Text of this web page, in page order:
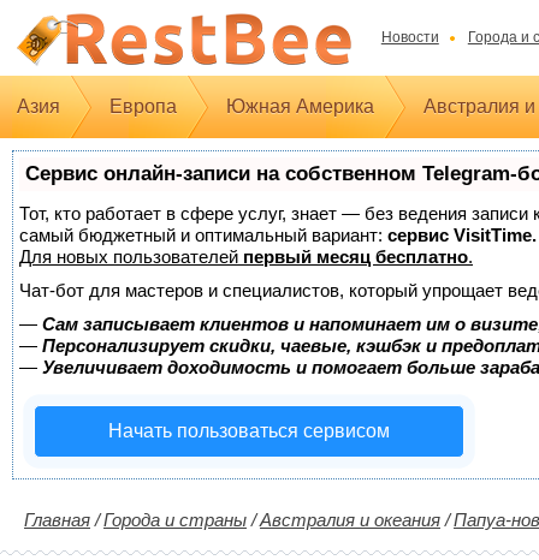
Новости Города и
Азия Европа Южная Америка Австралия
Сервис онлайн-записи на собственном Telegram-
Тот, кто работает в сфере услуг, знает — без ведения
самый бюджетный и оптимальный вариант: сервис VisitTime.
Для новых пользователей первый месяц бесплатно.
Чат-бот для мастеров и специалистов, который упрощает
— Сам записывает клиентов и напоминает им о
— Персонализирует скидки, чаевые, кэшбэк и
— Увеличивает доходимость и помогает больше
Начать пользоваться сервисом
Главная /Города и страны /Австралия и океания /Папуа-